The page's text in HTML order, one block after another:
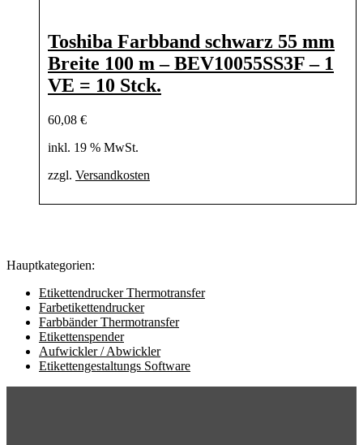
Toshiba Farbband schwarz 55 mm
Breite 100 m – BEV10055SS3F – 1
VE = 10 Stck.
60,08 €
inkl. 19 % MwSt.
zzgl. Versandkosten
Hauptkategorien:
Etikettendrucker Thermotransfer
Farbetikettendrucker
Farbbänder Thermotransfer
Etikettenspender
Aufwickler / Abwickler
Etikettengestaltungs Software